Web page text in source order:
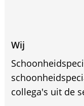
Wij
collega's uit de